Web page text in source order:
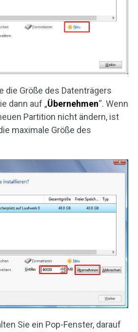
die Größe des Datenträgers
dann auf „Übernehmen“. Wenn
Partition nicht ändern, ist
maximale Größe des
Sie ein Pop-Fenster, darauf